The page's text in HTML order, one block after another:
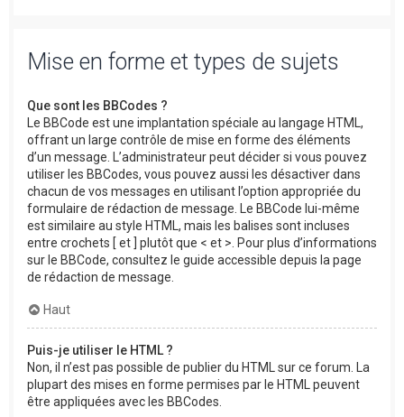
Mise en forme et types de sujets
Que sont les BBCodes ?
Le BBCode est une implantation spéciale au langage HTML,
offrant un large contrôle de mise en forme des éléments
d’un message. L’administrateur peut décider si vous pouvez
utiliser les BBCodes, vous pouvez aussi les désactiver dans
chacun de vos messages en utilisant l’option appropriée du
formulaire de rédaction de message. Le BBCode lui-même
est similaire au style HTML, mais les balises sont incluses
entre crochets [ et ] plutôt que < et >. Pour plus d’informations
sur le BBCode, consultez le guide accessible depuis la page
de rédaction de message.
Haut
Puis-je utiliser le HTML ?
Non, il n’est pas possible de publier du HTML sur ce forum. La
plupart des mises en forme permises par le HTML peuvent
être appliquées avec les BBCodes.